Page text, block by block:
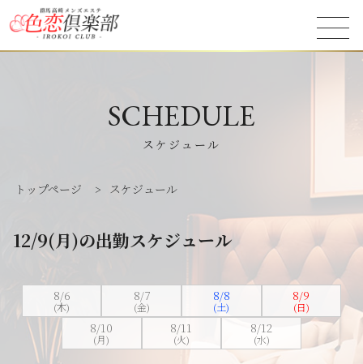
スケジュール
SCHEDULE
トップページ > スケジュール
12/9(月)の出勤スケジュール
8/6
(木)
8/7
(金)
8/8
(土)
8/9
(日)
8/10
(月)
8/11
(火)
8/12
(水)